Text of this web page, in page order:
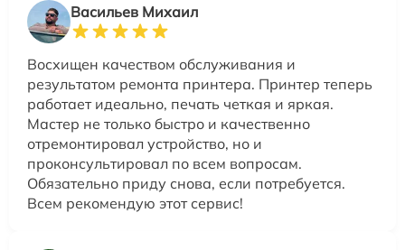
Васильев Михаил
Восхищен качеством обслуживания и
результатом ремонта принтера. Принтер теперь
работает идеально, печать четкая и яркая.
Мастер не только быстро и качественно
отремонтировал устройство, но и
проконсультировал по всем вопросам.
Обязательно приду снова, если потребуется.
Всем рекомендую этот сервис!